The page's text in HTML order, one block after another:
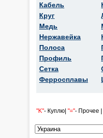
Кабель
Круг
Медь
Нержавейка
Полоса
Профиль
Сетка
Ферросплавы
"K"- Куплю| "="- Прочее |